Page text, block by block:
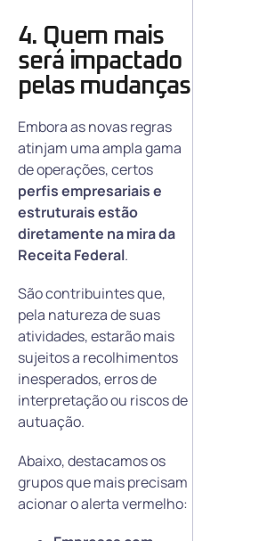
4. Quem mais
será impactado
pelas mudanças
Embora as novas regras
atinjam uma ampla gama
de operações, certos
perfis empresariais e
estruturais estão
diretamente na mira da
Receita Federal.
São contribuintes que,
pela natureza de suas
atividades, estarão mais
sujeitos a recolhimentos
inesperados, erros de
interpretação ou riscos de
autuação.
Abaixo, destacamos os
grupos que mais precisam
acionar o alerta vermelho: